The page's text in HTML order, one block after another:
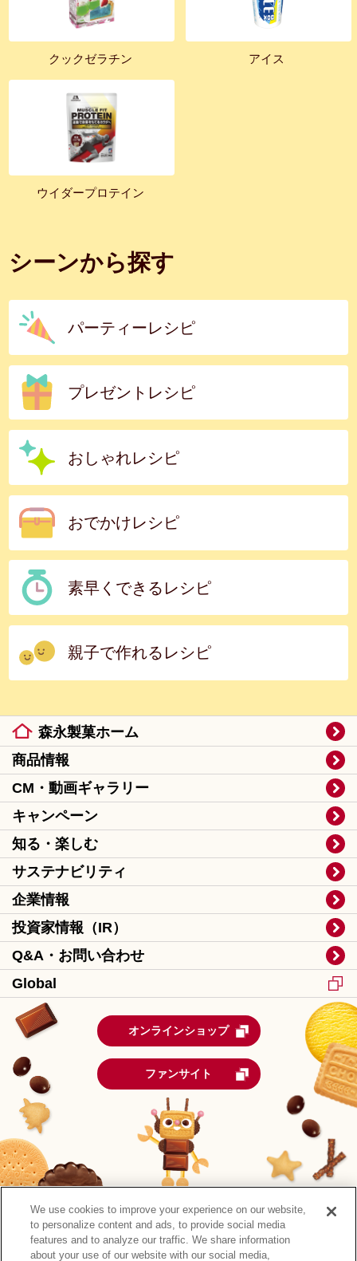
クックゼラチン アイス
ウイダープロテイン
シーンから探す
パーティーレシピ
プレゼントレシピ
おしゃれレシピ
おでかけレシピ
素早くできるレシピ
親子で作れるレシピ
森永製菓ホーム
商品情報
CM・動画ギャラリー
キャンペーン
知る・楽しむ
サステナビリティ
企業情報
投資家情報（IR）
Q&A・お問い合わせ
Global
オンラインショップ
ファンサイト
We use cookies to improve your experience on our website,
to personalize content and ads, to provide social media
features and to analyze our traffic. We share information
about your use of our website with our social media,